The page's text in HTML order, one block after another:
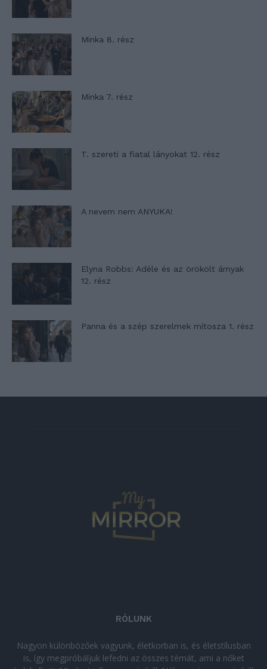
Minka 8. rész
Minka 7. rész
T. szereti a fiatal lányokat 12. rész
A nevem nem ANYUKA!
Elyna Robbs: Adéle és az örökölt árnyak
12. rész
Panna és a szép szerelmek mítosza 1. rész
RÓLUNK
Nagyon különbözőek vagyunk, életkorban is, és életstílusban
is, így megpróbáljuk lefedni az összes témát, ami a nőket